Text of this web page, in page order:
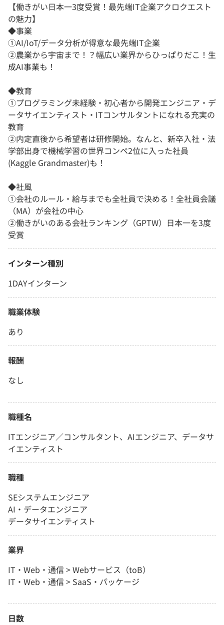
【働きがい日本一3度受賞！最先端IT企業アクロクエスト
の魅力】
◆事業
①AI/IoT/データ分析が得意な最先端IT企業
②農業から宇宙まで！？幅広い業界からひっぱりだこ！生
成AI事業も！
◆教育
①プログラミング未経験・初心者から開発エンジニア・デ
ータサイエンティスト・ITコンサルタントになれる充実の
教育
②内定直後から希望者は研修開始。なんと、新卒入社・法
学部出身で機械学習の世界コンペ2位に入った社員
(Kaggle Grandmaster)も！
◆社風
①会社のルール・給与までも全社員で決める！全社員会議
（MA）が会社の中心
②働きがいのある会社ランキング（GPTW）日本一を3度
受賞
インターン種別
1DAYインターン
職業体験
あり
報酬
なし
職種名
ITエンジニア／コンサルタント、AIエンジニア、データサ
イエンティスト
職種
SEシステムエンジニア
AI・データエンジニア
データサイエンティスト
業界
IT・Web・通信 > Webサービス（toB）
IT・Web・通信 > SaaS・パッケージ
日数